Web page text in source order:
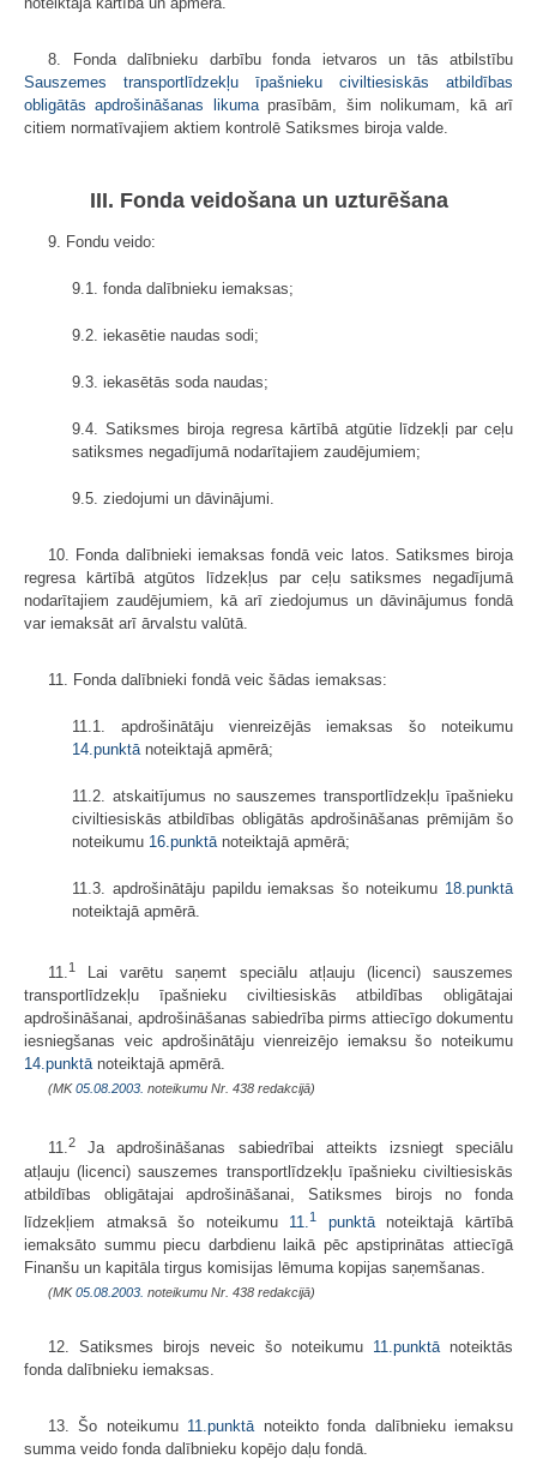
8. Fonda dalībnieku darbību fonda ietvaros un tās atbilstību
Sauszemes transportlīdzekļu īpašnieku civiltiesiskās atbildības
obligātās apdrošināšanas likumaprasībām, šim nolikumam, kā arī
citiem normatīvajiem aktiem kontrolē Satiksmes biroja valde.
III. Fonda veidošana un uzturēšana
9. Fondu veido:
9.1. fonda dalībnieku iemaksas;
9.2. iekasētie naudas sodi;
9.3. iekasētās soda naudas;
9.4. Satiksmes biroja regresa kārtībā atgūtie līdzekļi par ceļu
satiksmes negadījumā nodarītajiem zaudējumiem;
9.5. ziedojumi un dāvinājumi.
10. Fonda dalībnieki iemaksas fondā veic latos. Satiksmes biroja
regresa kārtībā atgūtos līdzekļus par ceļu satiksmes negadījumā
nodarītajiem zaudējumiem, kā arī ziedojumus un dāvinājumus fondā
var iemaksāt arī ārvalstu valūtā.
11. Fonda dalībnieki fondā veic šādas iemaksas:
11.1. apdrošinātāju vienreizējās iemaksas šo noteikumu
14.punktā noteiktajā apmērā;
11.2. atskaitījumus no sauszemes transportlīdzekļu īpašnieku
civiltiesiskās atbildības obligātās apdrošināšanas prēmijām šo
noteikumu 16.punktā noteiktajā apmērā;
11.3. apdrošinātāju papildu iemaksas šo noteikumu 18.punktā
noteiktajā apmērā.
11.1
Lai varētu saņemt speciālu atļauju (licenci) sauszemes
transportlīdzekļu īpašnieku civiltiesiskās atbildības obligātajai
apdrošināšanai, apdrošināšanas sabiedrība pirms attiecīgo dokumentu
iesniegšanas veic apdrošinātāju vienreizējo iemaksu šo noteikumu
14.punktānoteiktajā apmērā.
(MK05.08.2003. noteikumu Nr. 438 redakcijā)
11.2
Ja apdrošināšanas sabiedrībai atteikts izsniegt speciālu
atļauju (licenci) sauszemes transportlīdzekļu īpašnieku civiltiesiskās
atbildības obligātajai apdrošināšanai, Satiksmes birojs no fonda
līdzekļiem atmaksā šo noteikumu 11.1 punktānoteiktajā kārtībā
iemaksāto summu piecu darbdienu laikā pēc apstiprinātas attiecīgā
Finanšu un kapitāla tirgus komisijas lēmuma kopijas saņemšanas.
(MK05.08.2003. noteikumu Nr. 438 redakcijā)
12. Satiksmes birojs neveic šo noteikumu 11.punktā noteiktās
fonda dalībnieku iemaksas.
13. Šo noteikumu 11.punktā noteikto fonda dalībnieku iemaksu
summa veido fonda dalībnieku kopējo daļu fondā.